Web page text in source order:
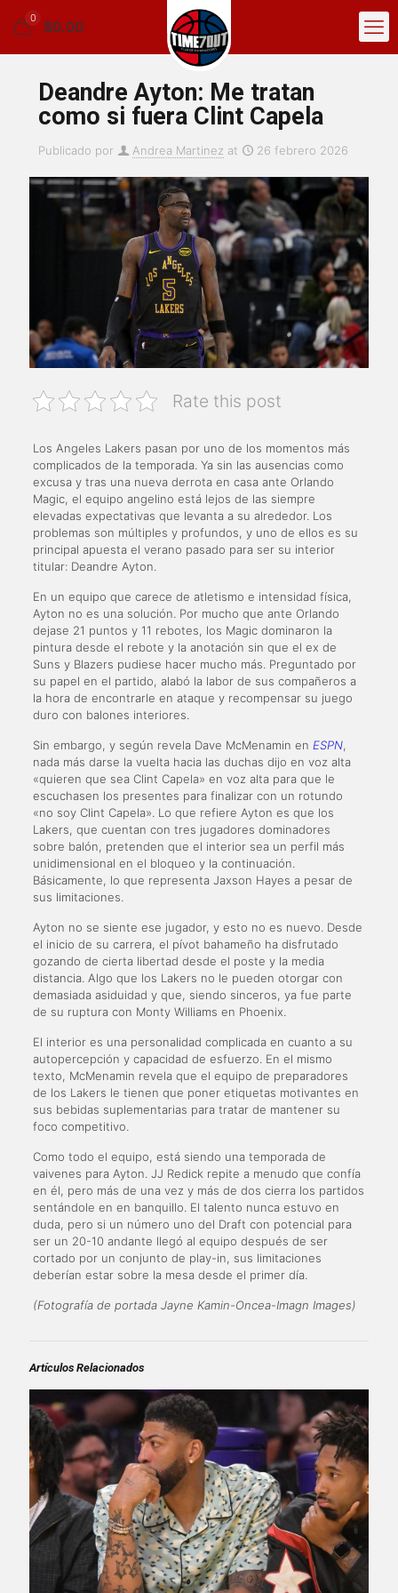
0 $0.00
Deandre Ayton: Me tratan
como si fuera Clint Capela
Publicado por Andrea Martinez at 26 febrero 2026
Rate this post
Los Angeles Lakers pasan por uno de los momentos más
complicados de la temporada. Ya sin las ausencias como
excusa y tras una nueva derrota en casa ante Orlando
Magic, el equipo angelino está lejos de las siempre
elevadas expectativas que levanta a su alrededor. Los
problemas son múltiples y profundos, y uno de ellos es su
principal apuesta el verano pasado para ser su interior
titular: Deandre Ayton.
En un equipo que carece de atletismo e intensidad física,
Ayton no es una solución. Por mucho que ante Orlando
dejase 21 puntos y 11 rebotes, los Magic dominaron la
pintura desde el rebote y la anotación sin que el ex de
Suns y Blazers pudiese hacer mucho más. Preguntado por
su papel en el partido, alabó la labor de sus compañeros a
la hora de encontrarle en ataque y recompensar su juego
duro con balones interiores.
Sin embargo, y según revela Dave McMenamin en ESPN,
nada más darse la vuelta hacia las duchas dijo en voz alta
«quieren que sea Clint Capela» en voz alta para que le
escuchasen los presentes para finalizar con un rotundo
«no soy Clint Capela». Lo que refiere Ayton es que los
Lakers, que cuentan con tres jugadores dominadores
sobre balón, pretenden que el interior sea un perfil más
unidimensional en el bloqueo y la continuación.
Básicamente, lo que representa Jaxson Hayes a pesar de
sus limitaciones.
Ayton no se siente ese jugador, y esto no es nuevo. Desde
el inicio de su carrera, el pívot bahameño ha disfrutado
gozando de cierta libertad desde el poste y la media
distancia. Algo que los Lakers no le pueden otorgar con
demasiada asiduidad y que, siendo sinceros, ya fue parte
de su ruptura con Monty Williams en Phoenix.
El interior es una personalidad complicada en cuanto a su
autopercepción y capacidad de esfuerzo. En el mismo
texto, McMenamin revela que el equipo de preparadores
de los Lakers le tienen que poner etiquetas motivantes en
sus bebidas suplementarias para tratar de mantener su
foco competitivo.
Como todo el equipo, está siendo una temporada de
vaivenes para Ayton. JJ Redick repite a menudo que confía
en él, pero más de una vez y más de dos cierra los partidos
sentándole en en banquillo. El talento nunca estuvo en
duda, pero si un número uno del Draft con potencial para
ser un 20-10 andante llegó al equipo después de ser
cortado por un conjunto de play-in, sus limitaciones
deberían estar sobre la mesa desde el primer día.
(Fotografía de portada Jayne Kamin-Oncea-Imagn Images)
Artículos Relacionados